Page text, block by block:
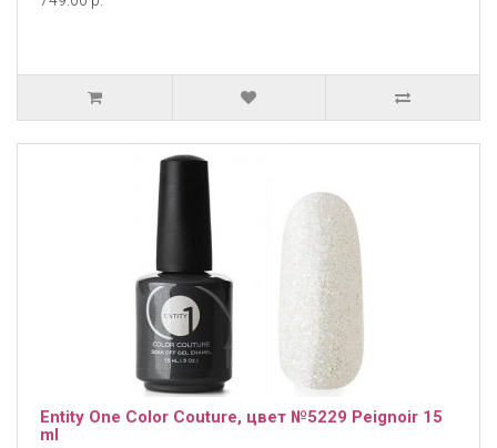
Entity One Color Couture, цвет №5229 Peignoir 15
ml